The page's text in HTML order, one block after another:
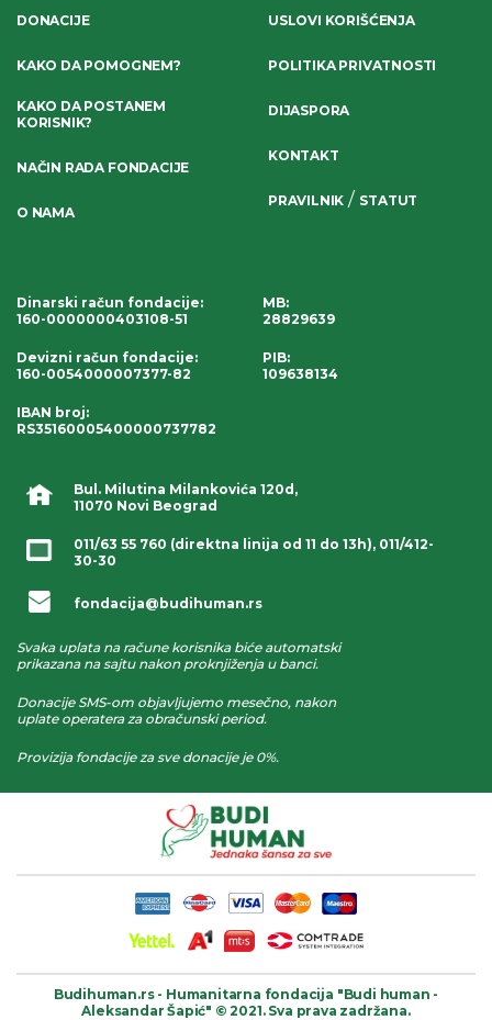
Bul. Milutina Milankovića 120d,
11070 Novi Beograd
011/63 55 760 (direktna linija od 11 do 13h), 011/412-
30-30
fondacija@budihuman.rs
Svaka uplata na račune korisnika biće automatski
prikazana na sajtu nakon proknjiženja u banci.
Donacije SMS-om objavljujemo mesečno, nakon
uplate operatera za obračunski period.
Provizija fondacije za sve donacije je 0%.
DONACIJE
KAKO DA POMOGNEM?
KAKO DA POSTANEM
KORISNIK?
NAČIN RADA FONDACIJE
O NAMA
USLOVI KORIŠĆENJA
POLITIKA PRIVATNOSTI
DIJASPORA
KONTAKT
PRAVILNIK / STATUT
Dinarski račun fondacije:
160-0000000403108-51
Devizni račun fondacije:
160-0054000007377-82
IBAN broj:
RS35160005400000737782
MB:
28829639
PIB:
109638134
Budihuman.rs - Humanitarna fondacija "Budi human -
Aleksandar Šapić" © 2021. Sva prava zadržana.